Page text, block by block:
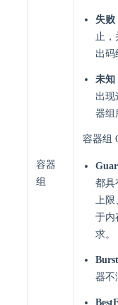
容器
组
失败
止，
出码
未知
出现
器组
容器组
都具
上限
于内
求。
器不